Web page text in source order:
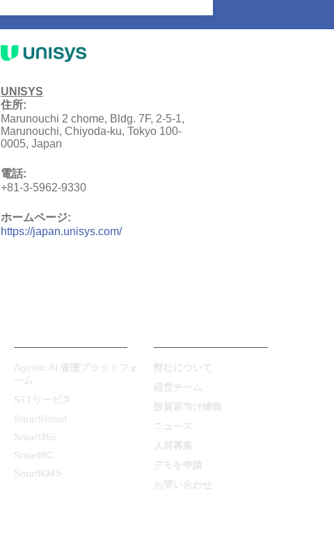
UNISYS
住所:
Marunouchi 2 chome, Bldg. 7F, 2-5-1,
Marunouchi, Chiyoda-ku, Tokyo 100-
0005, Japan
電話:
+81-3-5962-9330
ホームページ:
https://japan.unisys.com/
Agentic AI 管理プラットフォ
ーム
STTサービス
SmartRobot
Smart365
SmartBC
SmartKMS
弊社について
経営チーム
投資家向け情報
ニュース
人材募集
デモを申請
お問い合わせ